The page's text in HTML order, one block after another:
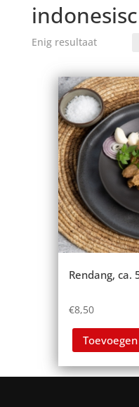
Enig resultaat
Rendang, ca.
€8,50